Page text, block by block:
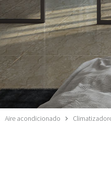
Aire acondicionado